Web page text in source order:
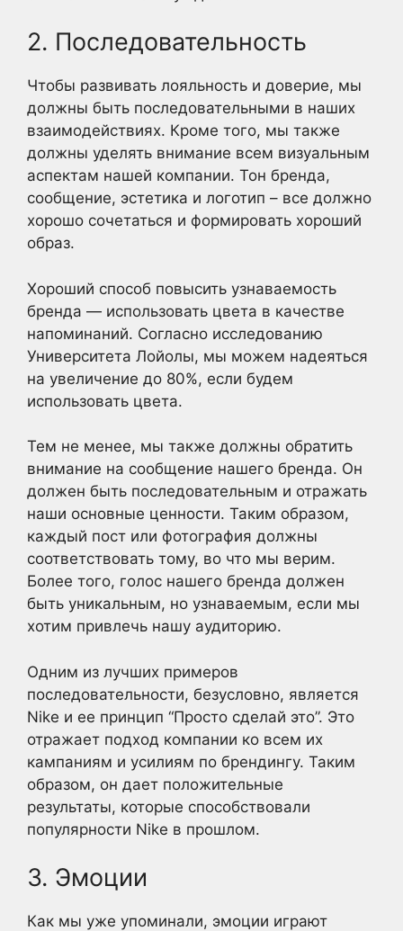
2. Последовательность
Чтобы развивать лояльность и доверие, мы
должны быть последовательными в наших
взаимодействиях. Кроме того, мы также
должны уделять внимание всем визуальным
аспектам нашей компании. Тон бренда,
сообщение, эстетика и логотип – все должно
хорошо сочетаться и формировать хороший
образ.
Хороший способ повысить узнаваемость
бренда — использовать цвета в качестве
напоминаний. Согласно исследованию
Университета Лойолы, мы можем надеяться
на увеличение до 80%, если будем
использовать цвета.
Тем не менее, мы также должны обратить
внимание на сообщение нашего бренда. Он
должен быть последовательным и отражать
наши основные ценности. Таким образом,
каждый пост или фотография должны
соответствовать тому, во что мы верим.
Более того, голос нашего бренда должен
быть уникальным, но узнаваемым, если мы
хотим привлечь нашу аудиторию.
Одним из лучших примеров
последовательности, безусловно, является
Nike и ее принцип “Просто сделай это”. Это
отражает подход компании ко всем их
кампаниям и усилиям по брендингу. Таким
образом, он дает положительные
результаты, которые способствовали
популярности Nike в прошлом.
3. Эмоции
Как мы уже упоминали, эмоции играют